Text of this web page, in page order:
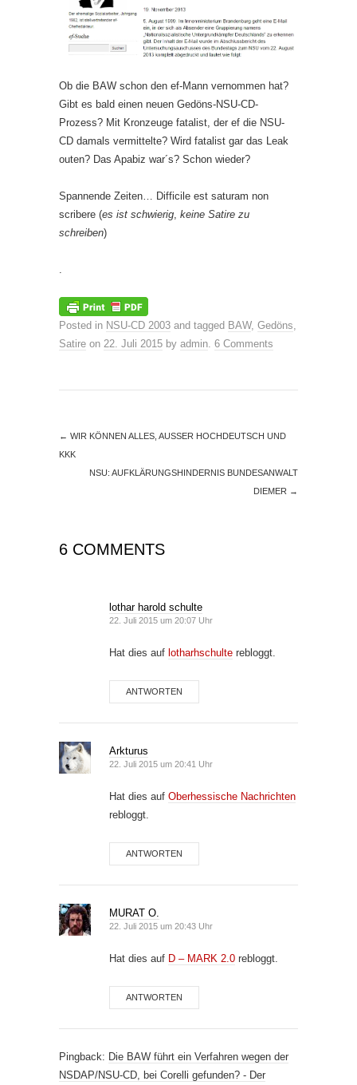
Ob die BAW schon den ef-Mann vernommen hat?
Gibt es bald einen neuen Gedöns-NSU-CD-
Prozess? Mit Kronzeuge fatalist, der ef die NSU-
CD damals vermittelte? Wird fatalist gar das Leak
outen? Das Apabiz war´s? Schon wieder?
Spannende Zeiten… Difficile est saturam non
scribere (es ist schwierig, keine Satire zu
schreiben)
.
Posted in NSU-CD 2003 and tagged BAW, Gedöns,
Satire on 22. Juli 2015 by admin. 6 Comments
← WIR KÖNNEN ALLES, AUSSER HOCHDEUTSCH UND
KKK
NSU: AUFKLÄRUNGSHINDERNIS BUNDESANWALT
DIEMER →
6 COMMENTS
lothar harold schulte
22. Juli 2015 um 20:07 Uhr
Hat dies auf lotharhschulte rebloggt.
ANTWORTEN
Arkturus
22. Juli 2015 um 20:41 Uhr
Hat dies auf Oberhessische Nachrichten
rebloggt.
ANTWORTEN
MURAT O.
22. Juli 2015 um 20:43 Uhr
Hat dies auf D – MARK 2.0 rebloggt.
ANTWORTEN
Pingback: Die BAW führt ein Verfahren wegen der
NSDAP/NSU-CD, bei Corelli gefunden? - Der